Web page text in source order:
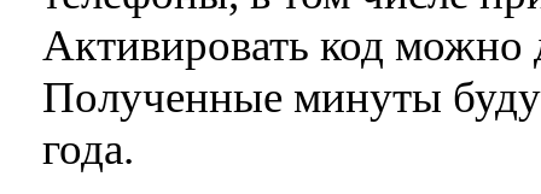
Активировать код можно
Полученные минуты
года.